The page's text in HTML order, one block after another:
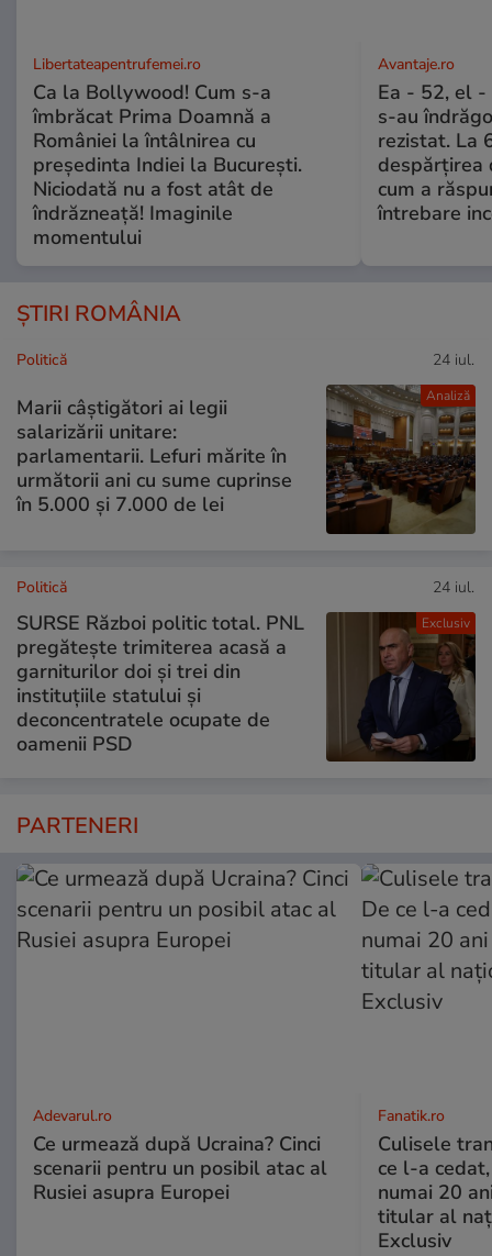
Libertateapentrufemei.ro
Ca la Bollywood! Cum s-a
îmbrăcat Prima Doamnă a
României la întâlnirea cu
președinta Indiei la București.
Niciodată nu a fost atât de
îndrăzneață! Imaginile
momentului
Avantaje.ro
Ea - 52, el -
s-au
rezistat. La
despărțirea
cum a
întrebare
ȘTIRI ROMÂNIA
Analiză
Politică 24 iul.
Marii câștigători ai legii
salarizării unitare:
parlamentarii. Lefuri mărite în
următorii ani cu sume cuprinse
în 5.000 și 7.000 de lei
Exclusiv
Politică 24 iul.
SURSE Război politic total. PNL
pregătește trimiterea acasă a
garniturilor doi și trei din
instituțiile statului și
deconcentratele ocupate de
oamenii PSD
PARTENERI
Adevarul.ro
Ce urmează după Ucraina? Cinci
scenarii pentru un posibil atac al
Rusiei asupra Europei
Fanatik.ro
Culisele
ce l-a
numai 20
titular al
Exclusiv